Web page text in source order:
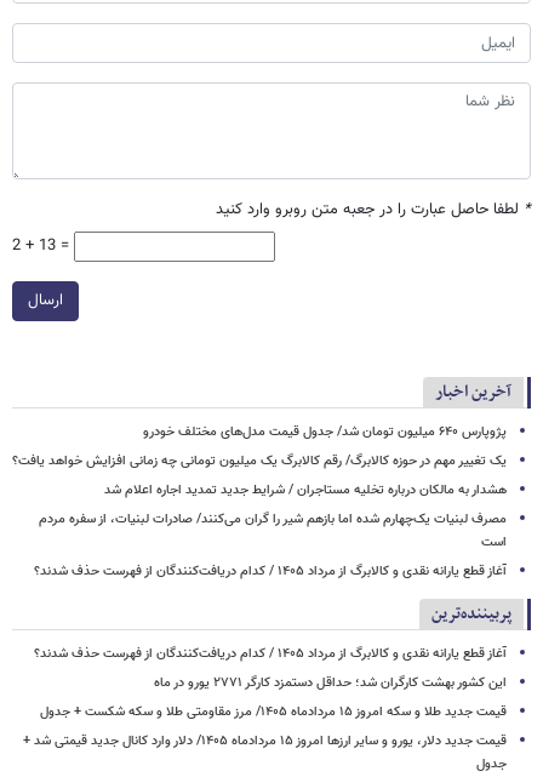
* لطفا حاصل عبارت را در جعبه متن روبرو وارد کنید
2 + 13 =
ارسال
آخرین اخبار
پژوپارس ۶۴۰ میلیون تومان شد/ جدول قیمت مدل‌های مختلف خودرو
یک تغییر مهم در حوزه کالابرگ/ رقم کالابرگ یک میلیون تومانی چه زمانی افزایش خواهد یافت؟
هشدار به مالکان درباره تخلیه مستاجران / شرایط جدید تمدید اجاره اعلام شد
مصرف لبنیات یک‌چهارم شده اما بازهم شیر را گران می‌کنند/ صادرات لبنیات، از سفره مردم
است
آغاز قطع یارانه نقدی و کالابرگ از مرداد ۱۴۰۵ / کدام دریافت‌کنندگان از فهرست حذف شدند؟
پربیننده‌ترین
آغاز قطع یارانه نقدی و کالابرگ از مرداد ۱۴۰۵ / کدام دریافت‌کنندگان از فهرست حذف شدند؟
این کشور بهشت کارگران شد؛ حداقل دستمزد کارگر ۲۷۷۱ یورو در ماه
قیمت جدید طلا و سکه امروز ۱۵ مردادماه ۱۴۰۵/ مرز مقاومتی طلا و سکه شکست + جدول
قیمت جدید دلار، یورو و سایر ارزها امروز ۱۵ مردادماه ۱۴۰۵/ دلار وارد کانال جدید قیمتی شد +
جدول